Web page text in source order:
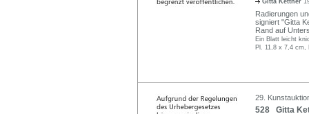
Radierungen
signiert "Gitta
Rand auf
Ein Blatt leicht
Pl. 11,8 x 7,4
29.
528 Gitta